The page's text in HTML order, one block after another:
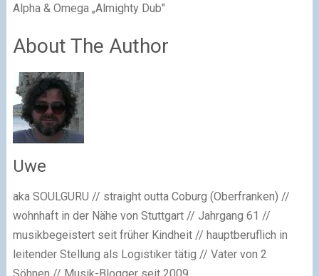
Alpha & Omega „Almighty Dub"
About The Author
Uwe
aka SOULGURU // straight outta Coburg (Oberfranken) //
wohnhaft in der Nähe von Stuttgart // Jahrgang 61 //
musikbegeistert seit früher Kindheit // hauptberuflich in
leitender Stellung als Logistiker tätig // Vater von 2
Söhnen // Musik-Blogger seit 2009